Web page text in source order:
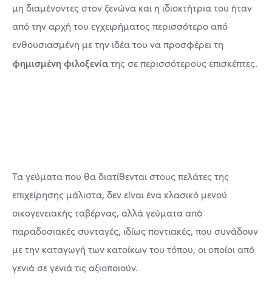
μη διαμένοντες στον ξενώνα και η ιδιοκτήτρια του ήταν
από την αρχή του εγχειρήματος περισσότερο από
ενθουσιασμένη με την ιδέα του να προσφέρει τη
φημισμένη φιλοξενίατης σε περισσότερους επισκέπτες.
Τα γεύματα που θα διατίθενται στους πελάτες της
επιχείρησης μάλιστα, δεν είναι ένα κλασικό μενού
οικογενειακής ταβέρνας, αλλά γεύματα από
παραδοσιακές συνταγές, ιδίως ποντιακές, που συνάδουν
με την καταγωγή των κατοίκων του τόπου, οι οποίοι από
γενιά σε γενιά τις αξιοποιούν.